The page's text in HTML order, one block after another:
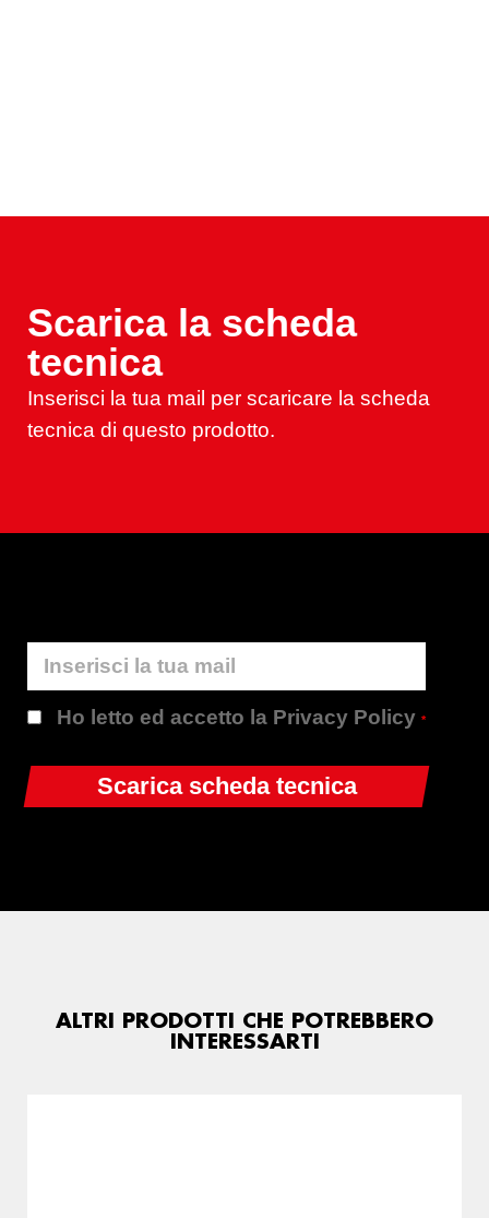
Scarica la scheda
tecnica
Inserisci la tua mail per scaricare la scheda
tecnica di questo prodotto.
Ho letto ed accetto la Privacy Policy*
ALTRI PRODOTTI CHE POTREBBERO
INTERESSARTI